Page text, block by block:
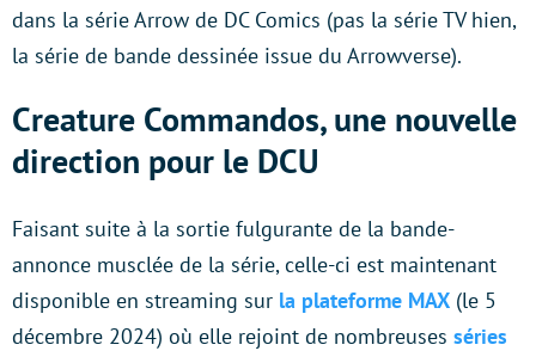
dans la série Arrow de DC Comics (pas la série TV hien,
la série de bande dessinée issue du Arrowverse).
Creature Commandos, une nouvelle
direction pour le DCU
Faisant suite à la sortie fulgurante de la bande-
annonce musclée de la série, celle-ci est maintenant
disponible en streaming sur la plateforme MAX (le 5
décembre 2024) où elle rejoint de nombreuses séries